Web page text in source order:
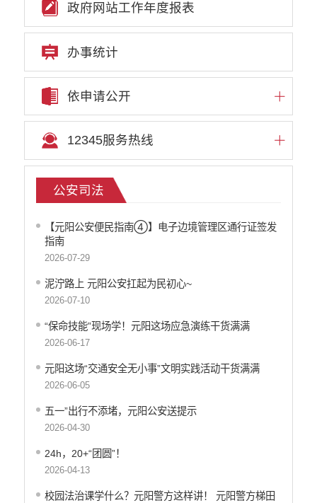
政府网站工作年度报表
办事统计
依申请公开
12345服务热线
公安司法
【元阳公安便民指南④】电子边境管理区通行证签发
指南
2026-07-29
泥泞路上 元阳公安扛起为民初心~
2026-07-10
“保命技能”现场学！元阳这场应急演练干货满满
2026-06-17
元阳这场“交通安全无小事”文明实践活动干货满满
2026-06-05
五一”出行不添堵，元阳公安送提示
2026-04-30
24h，20+“团圆”！
2026-04-13
校园法治课学什么？元阳警方这样讲！ 元阳警方梯田